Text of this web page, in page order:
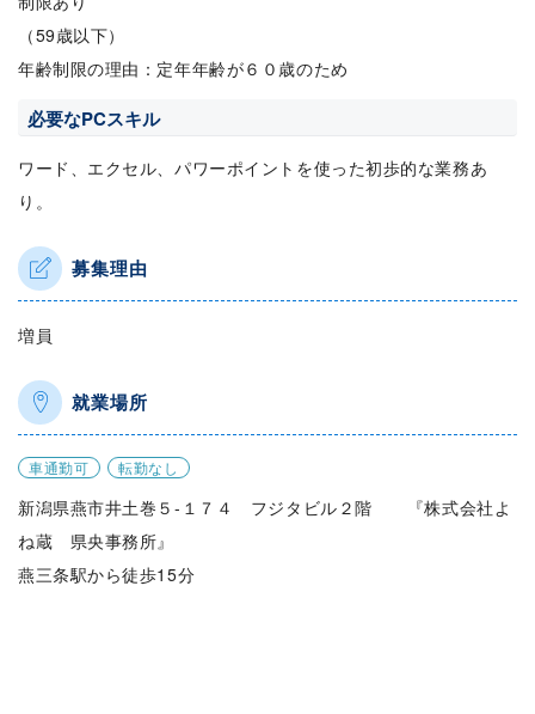
（59歳以下）
年齢制限の理由：定年年齢が６０歳のため
必要なPCスキル
ワード、エクセル、パワーポイントを使った初歩的な業務あ
り。
募集理由
増員
就業場所
車通勤可 転勤なし
新潟県燕市井土巻５‐１７４ フジタビル２階 『株式会社よ
ね蔵 県央事務所』
燕三条駅から徒歩15分